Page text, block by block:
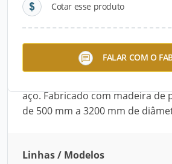
Cotar esse produto
FALAR COM O
Descrição do Produto
O Carretel desenvolvido pela
ideal para acondicionamento de
aço. Fabricado com madeira de
de 500 mm a 3200 mm de
Linhas / Modelos